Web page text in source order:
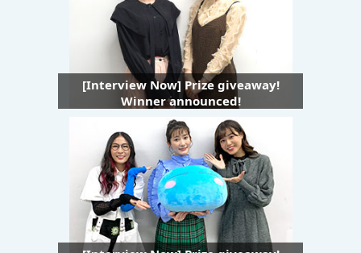
[Interview Now] Prize giveaway!
Winner announced!